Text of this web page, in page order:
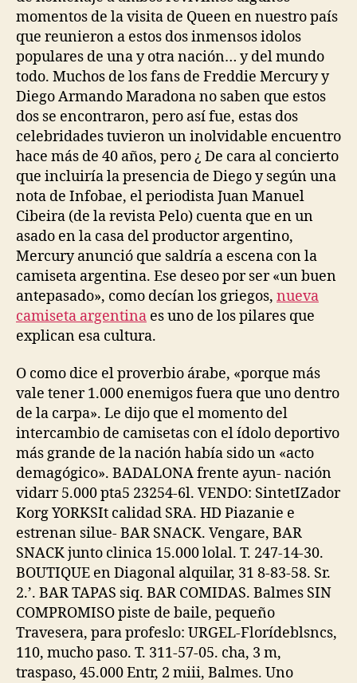
momentos de la visita de Queen en nuestro país
que reunieron a estos dos inmensos idolos
populares de una y otra nación… y del mundo
todo. Muchos de los fans de Freddie Mercury y
Diego Armando Maradona no saben que estos
dos se encontraron, pero así fue, estas dos
celebridades tuvieron un inolvidable encuentro
hace más de 40 años, pero ¿ De cara al concierto
que incluiría la presencia de Diego y según una
nota de Infobae, el periodista Juan Manuel
Cibeira (de la revista Pelo) cuenta que en un
asado en la casa del productor argentino,
Mercury anunció que saldría a escena con la
camiseta argentina. Ese deseo por ser «un buen
antepasado», como decían los griegos, nueva
camiseta argentina es uno de los pilares que
explican esa cultura.
O como dice el proverbio árabe, «porque más
vale tener 1.000 enemigos fuera que uno dentro
de la carpa». Le dijo que el momento del
intercambio de camisetas con el ídolo deportivo
más grande de la nación había sido un «acto
demagógico». BADALONA frente ayun- nación
vidarr 5.000 pta5 23254-6l. VENDO: SintetIZador
Korg YORKSIt calidad SRA. HD Piazanie e
estrenan silue- BAR SNACK. Vengare, BAR
SNACK junto clinica 15.000 lolal. T. 247-14-30.
BOUTIQUE en Diagonal alquilar, 31 8-83-58. Sr.
2.’. BAR TAPAS siq. BAR COMIDAS. Balmes SIN
COMPROMISO piste de baile, pequeño
Travesera, para profeslo: URGEL-Florídeblsncs,
110, mucho paso. T. 311-57-05. cha, 3 m,
traspaso, 45.000 Entr, 2 miii, Balmes. Uno